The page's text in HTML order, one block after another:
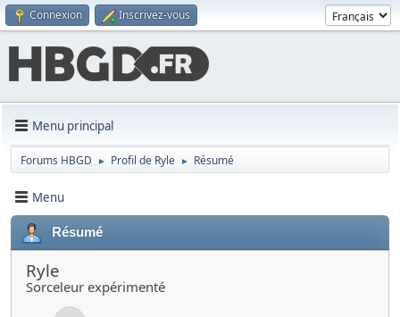
Connexion Inscrivez-vous
Menu principal
Forums HBGD ► Profil de Ryle ► Résumé
Menu
Résumé
Ryle
Sorceleur expérimenté